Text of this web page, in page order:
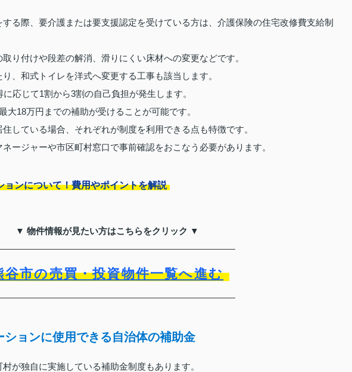
る際、要介護または要支援認定を受けている方は、介護保険の住宅改修費支給制
り付けや段差の解消、滑りにくい床材への変更などです。
、和式トイレを洋式へ変更する工事も該当します。
応じて1割から3割の自己負担が発生します。
大18万円までの補助が受けることが可能です。
している場合、それぞれが制度を利用できる点も特徴です。
ージャーや市区町村窓口で事前確認をおこなう必要があります。
ョンについて！費用やポイントを解説
▼ 物件情報が見たい方はこちらをクリック ▼
谷市の売買・投資物件一覧へ進む
ョンに使用できる自治体の補助金
が独自に実施している補助金制度もあります。